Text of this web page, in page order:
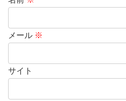
メール ※
サイト